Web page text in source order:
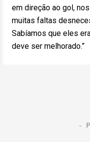
em direção ao gol,
muitas faltas
Sabíamos que eles
deve ser melhorado.”